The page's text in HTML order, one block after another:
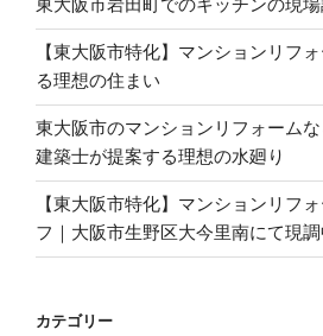
東大阪市岩田町でのキッチンの現
【東大阪市特化】マンションリフ
る理想の住まい
東大阪市のマンションリフォーム
建築士が提案する理想の水廻り
【東大阪市特化】マンションリフ
フ｜大阪市生野区大今里南にて現調
カテゴリー